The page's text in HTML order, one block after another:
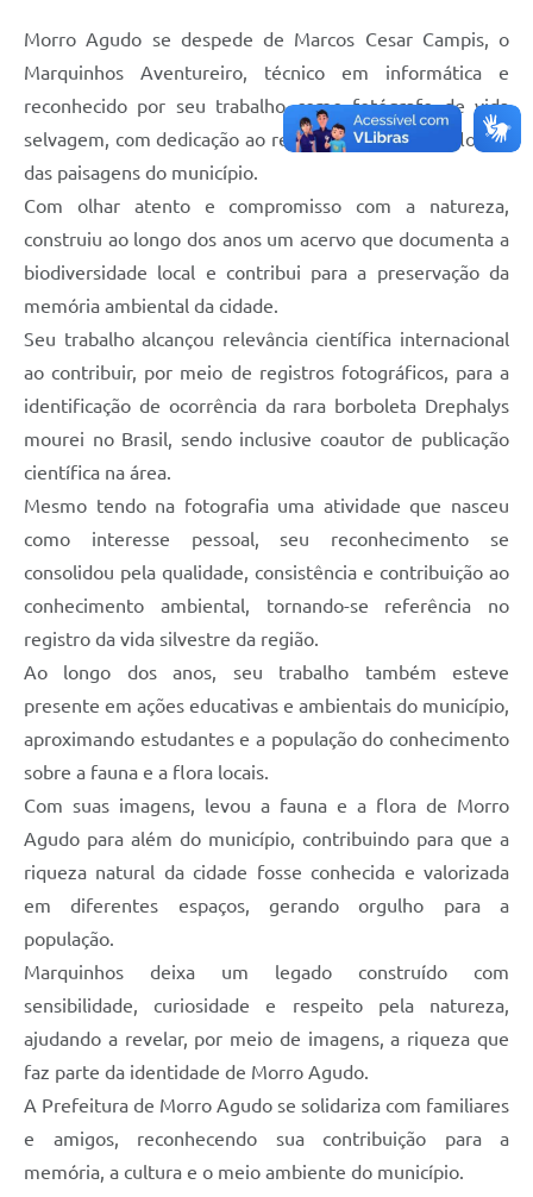
Morro Agudo se despede de Marcos Cesar Campis, o
Marquinhos Aventureiro, técnico em informática e
reconhecido por seu trabalho como fotógrafo de vida
selvagem, com dedicação ao registro da fauna, da flora e
das paisagens do município.
Com olhar atento e compromisso com a natureza,
construiu ao longo dos anos um acervo que documenta a
biodiversidade local e contribui para a preservação da
memória ambiental da cidade.
Seu trabalho alcançou relevância científica internacional
ao contribuir, por meio de registros fotográficos, para a
identificação de ocorrência da rara borboleta Drephalys
mourei no Brasil, sendo inclusive coautor de publicação
científica na área.
Mesmo tendo na fotografia uma atividade que nasceu
como interesse pessoal, seu reconhecimento se
consolidou pela qualidade, consistência e contribuição ao
conhecimento ambiental, tornando-se referência no
registro da vida silvestre da região.
Ao longo dos anos, seu trabalho também esteve
presente em ações educativas e ambientais do município,
aproximando estudantes e a população do conhecimento
sobre a fauna e a flora locais.
Com suas imagens, levou a fauna e a flora de Morro
Agudo para além do município, contribuindo para que a
riqueza natural da cidade fosse conhecida e valorizada
em diferentes espaços, gerando orgulho para a
população.
Marquinhos deixa um legado construído com
sensibilidade, curiosidade e respeito pela natureza,
ajudando a revelar, por meio de imagens, a riqueza que
faz parte da identidade de Morro Agudo.
A Prefeitura de Morro Agudo se solidariza com familiares
e amigos, reconhecendo sua contribuição para a
memória, a cultura e o meio ambiente do município.